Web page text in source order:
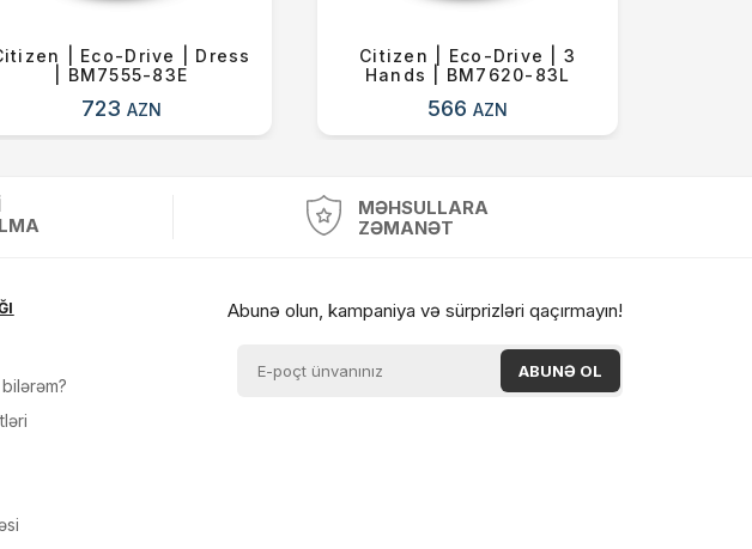
| Eco-Drive | Dress
| BM7555-83E
723 AZN
Citizen | Eco-Drive | 3
Hands | BM7620-83L
566AZN
MƏHSULLARA
ZƏMANƏT
Abunə olun, kampaniya və sürprizləri qaçırmayın!